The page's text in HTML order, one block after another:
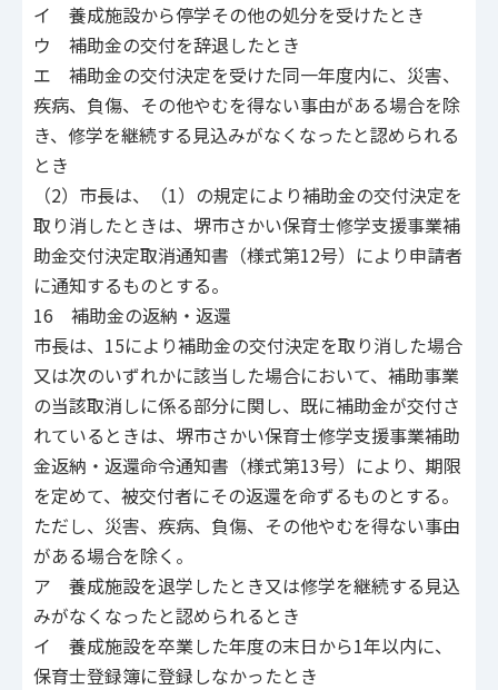
イ 養成施設から停学その他の処分を受けたとき
ウ 補助金の交付を辞退したとき
エ 補助金の交付決定を受けた同一年度内に、災害、
疾病、負傷、その他やむを得ない事由がある場合を除
き、修学を継続する見込みがなくなったと認められる
とき
（2）市長は、（1）の規定により補助金の交付決定を
取り消したときは、堺市さかい保育士修学支援事業補
助金交付決定取消通知書（様式第12号）により申請者
に通知するものとする。
16 補助金の返納・返還
市長は、15により補助金の交付決定を取り消した場合
又は次のいずれかに該当した場合において、補助事業
の当該取消しに係る部分に関し、既に補助金が交付さ
れているときは、堺市さかい保育士修学支援事業補助
金返納・返還命令通知書（様式第13号）により、期限
を定めて、被交付者にその返還を命ずるものとする。
ただし、災害、疾病、負傷、その他やむを得ない事由
がある場合を除く。
ア 養成施設を退学したとき又は修学を継続する見込
みがなくなったと認められるとき
イ 養成施設を卒業した年度の末日から1年以内に、
保育士登録簿に登録しなかったとき